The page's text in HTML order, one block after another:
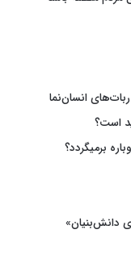
انسان‌نما
است؟
برمیگردد؟
دانش‌بنیان»